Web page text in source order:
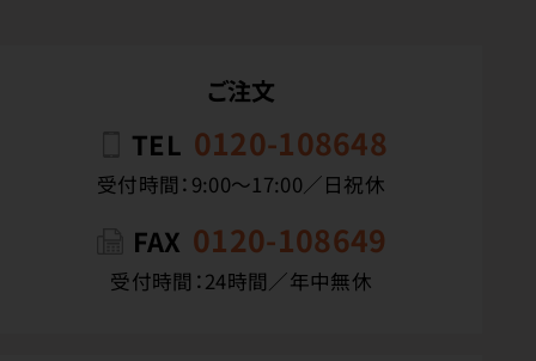
ご注文
TEL 0120-108648
受付時間：9:00〜17:00／日祝休
FAX 0120-108649
受付時間：24時間／年中無休